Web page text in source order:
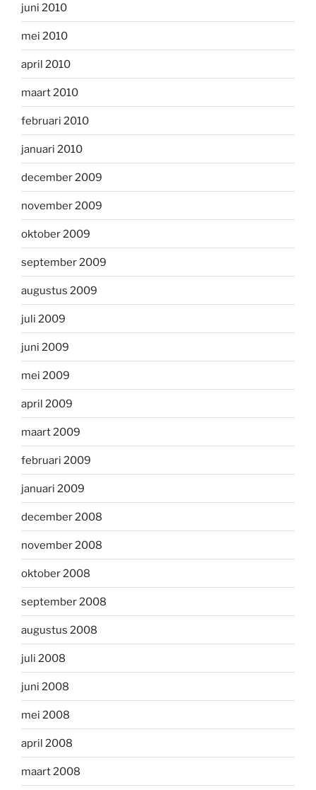
juni 2010
mei 2010
april 2010
maart 2010
februari 2010
januari 2010
december 2009
november 2009
oktober 2009
september 2009
augustus 2009
juli 2009
juni 2009
mei 2009
april 2009
maart 2009
februari 2009
januari 2009
december 2008
november 2008
oktober 2008
september 2008
augustus 2008
juli 2008
juni 2008
mei 2008
april 2008
maart 2008